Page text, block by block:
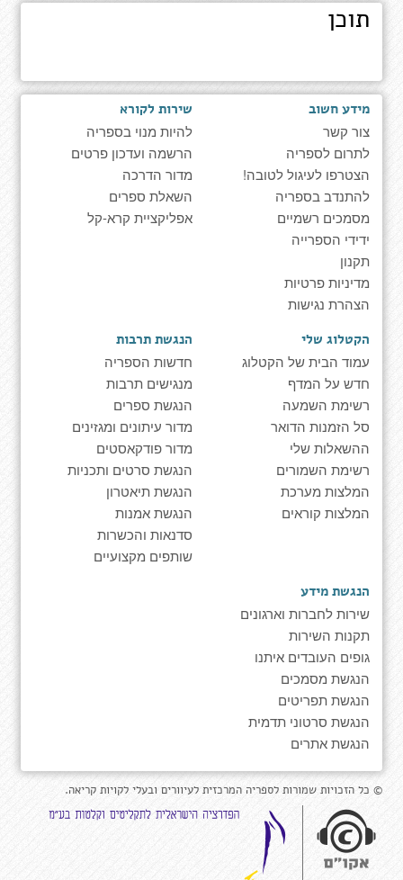
תוכן
מידע חשוב
צור קשר
לתרום לספריה
הצטרפו לעיגול לטובה!
להתנדב בספריה
מסמכים רשמיים
ידידי הספרייה
תקנון
מדיניות פרטיות
הצהרת נגישות
שירות לקורא
להיות מנוי בספריה
הרשמה ועדכון פרטים
מדור הדרכה
השאלת ספרים
אפליקציית קרא-קל
הקטלוג שלי
עמוד הבית של הקטלוג
חדש על המדף
רשימת השמעה
סל הזמנות הדואר
ההשאלות שלי
רשימת השמורים
המלצות מערכת
המלצות קוראים
הנגשת תרבות
חדשות הספריה
מנגישים תרבות
הנגשת ספרים
מדור עיתונים ומגזינים
מדור פודקאסטים
הנגשת סרטים ותכניות
הנגשת תיאטרון
הנגשת אמנות
סדנאות והכשרות
שותפים מקצועיים
הנגשת מידע
שירות לחברות וארגונים
תקנות השירות
גופים העובדים איתנו
הנגשת מסמכים
הנגשת תפריטים
הנגשת סרטוני תדמית
הנגשת אתרים
© כל הזכויות שמורות לספריה המרכזית לעיוורים ובעלי לקויות קריאה.